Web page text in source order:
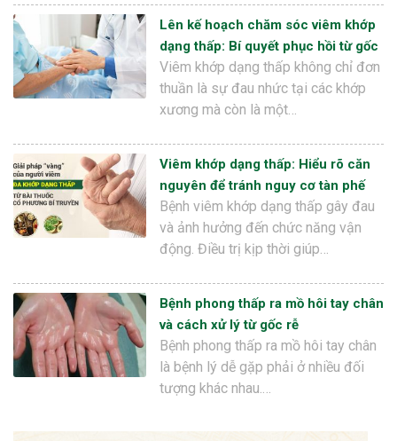
Lên kế hoạch chăm sóc viêm khớp
dạng thấp: Bí quyết phục hồi từ gốc
Viêm khớp dạng thấp không chỉ đơn
thuần là sự đau nhức tại các khớp
xương mà còn là một…
Viêm khớp dạng thấp: Hiểu rõ căn
nguyên để tránh nguy cơ tàn phế
Bệnh viêm khớp dạng thấp gây đau
và ảnh hưởng đến chức năng vận
động. Điều trị kịp thời giúp…
Bệnh phong thấp ra mồ hôi tay chân
và cách xử lý từ gốc rễ
Bệnh phong thấp ra mồ hôi tay chân
là bệnh lý dễ gặp phải ở nhiều đối
tượng khác nhau.…